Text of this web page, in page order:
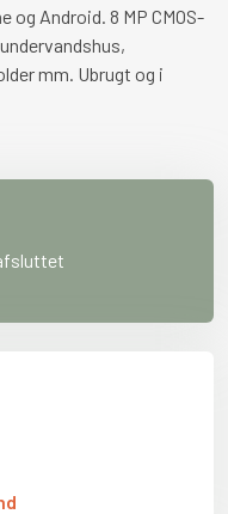
og Android. 8 MP CMOS-
mm. Ubrugt og i